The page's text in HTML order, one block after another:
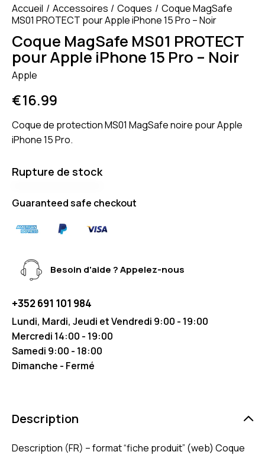
Accueil Accessoires Coques
Coque MagSafe
MS01 PROTECT pour Apple iPhone 15 Pro – Noir
Coque MagSafe MS01 PROTECT
pour Apple iPhone 15 Pro – Noir
Apple
€16.99
Coque de protection MS01 MagSafe noire pour Apple
iPhone 15 Pro.
Rupture de stock
Guaranteed safe checkout
Besoin d'aide ? Appelez-nous
+352 691 101 984
Lundi, Mardi, Jeudi et Vendredi 9:00 - 19:00
Mercredi 14:00 - 19:00
Samedi 9:00 - 18:00
Dimanche - Fermé
Description
Description (FR) – format “fiche produit” (web) Coque